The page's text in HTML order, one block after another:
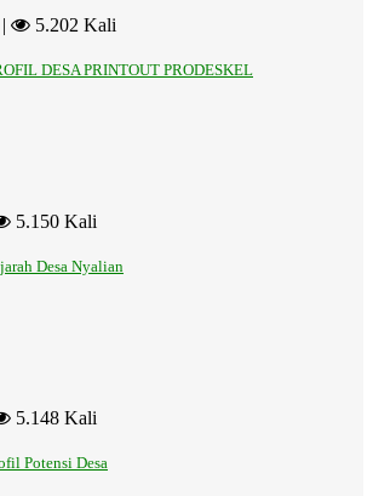
5.202 Kali
DESA PRINTOUT PRODESKEL
5.150 Kali
Desa Nyalian
5.148 Kali
Potensi Desa